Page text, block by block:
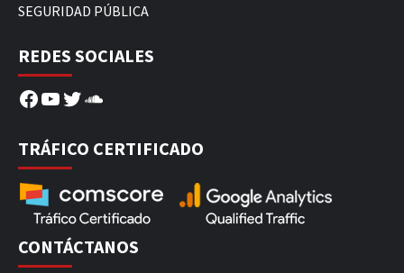
SEGURIDAD PÚBLICA
REDES SOCIALES
Facebook
YouTube
Twitter
SoundCloud
TRÁFICO CERTIFICADO
CONTÁCTANOS